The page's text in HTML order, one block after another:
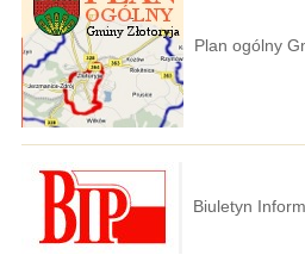
Plan ogólny
Biuletyn